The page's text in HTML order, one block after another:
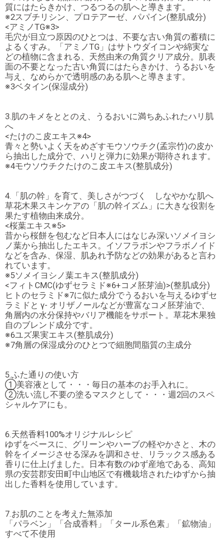
質にはたらきかけ、つるつるの肌へと導きます。
※2スブチリシン、プロテアーゼ、パパイン(整肌成分)
<アミノTG※3>
毛穴が目立つ原因のひとつは、不要な古い角質の蓄積に
よるくすみ。「アミノTG」はサトウダイコンや綿実な
どの植物に含まれる、天然由来の角質クリア成分。肌表
面の不要となった古い角質にはたらきかけ、うるおいを
与え、なめらかで透明感のある肌へと導きます。
※3ベタイン(保湿成分)
3.肌のキメをととのえ、うるおいに満ちあふれたハリ肌
へ
<たけのこ皮エキス※4>
青々と勢いよく天をめざすモウソウチク(孟宗竹)の皮か
ら抽出した成分で、ハリと弾力に効果が期待されます。
※4モウソウチクたけのこ皮エキス(整肌成分)
4.「肌の幹」を育て、美しさがつづく しなやかな肌へ
草花木果スキンケアの「肌の幹イズム」に大きな役割を
果たす植物由来成分。
<桜葉エキス※5>
昔から桜餅を包むなど日本人にはなじみ深いソメイヨシ
ノ葉から抽出したエキス。イソフラボンやフラボノイド
などを含み、保湿、肌あれ予防などの効果があると言わ
れています。
※5ソメイヨシノ葉エキス(整肌成分)
<フィトCMC(ゆずセラミド※6+コメ胚芽油)>(整肌成分)
ヒトのセラミド※7に似た成分でうるおいを与えるゆずセ
ラミドと γ- オリザノールなどが豊富なコメ胚芽油で、
角層内の水分保持やバリア機能をサポート。草花木果独
自のブレンド成分です。
※6ユズ果実エキス(整肌成分)
※7角層の保湿成分のひとつで細胞間脂質の主成分
5.ふた通りの使い方
①美容液として・・・毎日の基本のお手入れに。
②洗い流し不要の塗るマスクとして・・・週2回のスペ
シャルケアにも。
6.天然香料100%オリジナルレシピ
ゆずをベースに、グリーンやハーブの軽やかさと、木の
幹をイメージさせる深みを調和させ、リラックス感ある
香りに仕上げました。日本有数のゆず産地である、高知
県の安芸郡安田町中山地区で有機栽培されたゆずから抽
出した香料を使用しています。
7.お肌のことを考えた無添加
「パラベン」「合成香料」「タール系色素」「鉱物油」
すべて不使用